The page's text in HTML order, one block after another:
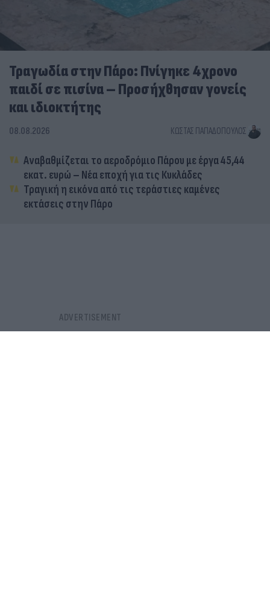
Τραγωδία στην Πάρο: Πνίγηκε 4χρονο
παιδί σε πισίνα – Προσήχθησαν γονείς
και ιδιοκτήτης
08.08.2026 ΚΏΣΤΑΣ ΠΑΠΑΔΌΠΟΥΛΟΣ
Αναβαθμίζεται το αεροδρόμιο Πάρου με έργα 45,44
εκατ. ευρώ – Νέα εποχή για τις Κυκλάδες
Τραγική η εικόνα από τις τεράστιες καμένες
εκτάσεις στην Πάρο